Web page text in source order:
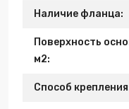
Наличие фланца:
Поверхность
м2:
Способ